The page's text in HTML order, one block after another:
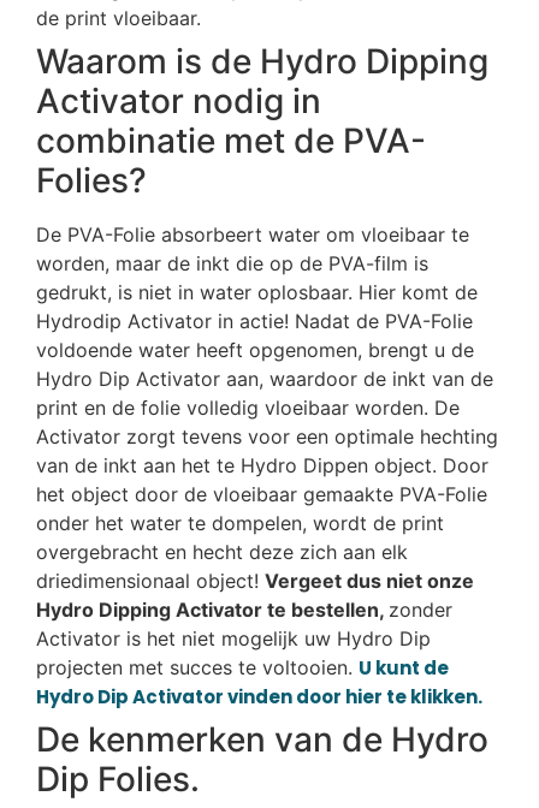
de print vloeibaar.
Waarom is de Hydro Dipping
Activator nodig in
combinatie met de PVA-
Folies?
De PVA-Folie absorbeert water om vloeibaar te
worden, maar de inkt die op de PVA-film is
gedrukt, is niet in water oplosbaar. Hier komt de
Hydrodip Activator in actie! Nadat de PVA-Folie
voldoende water heeft opgenomen, brengt u de
Hydro Dip Activator aan, waardoor de inkt van de
print en de folie volledig vloeibaar worden. De
Activator zorgt tevens voor een optimale hechting
van de inkt aan het te Hydro Dippen object. Door
het object door de vloeibaar gemaakte PVA-Folie
onder het water te dompelen, wordt de print
overgebracht en hecht deze zich aan elk
driedimensionaal object! Vergeet dus niet onze
Hydro Dipping Activator te bestellen, zonder
Activator is het niet mogelijk uw Hydro Dip
projecten met succes te voltooien. U kunt de
Hydro Dip Activator vinden door hier te klikken.
De kenmerken van de Hydro
Dip Folies.